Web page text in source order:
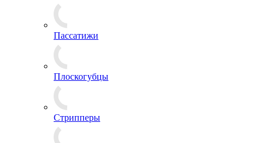
Пассатижи
Плоскогубцы
Стрипперы